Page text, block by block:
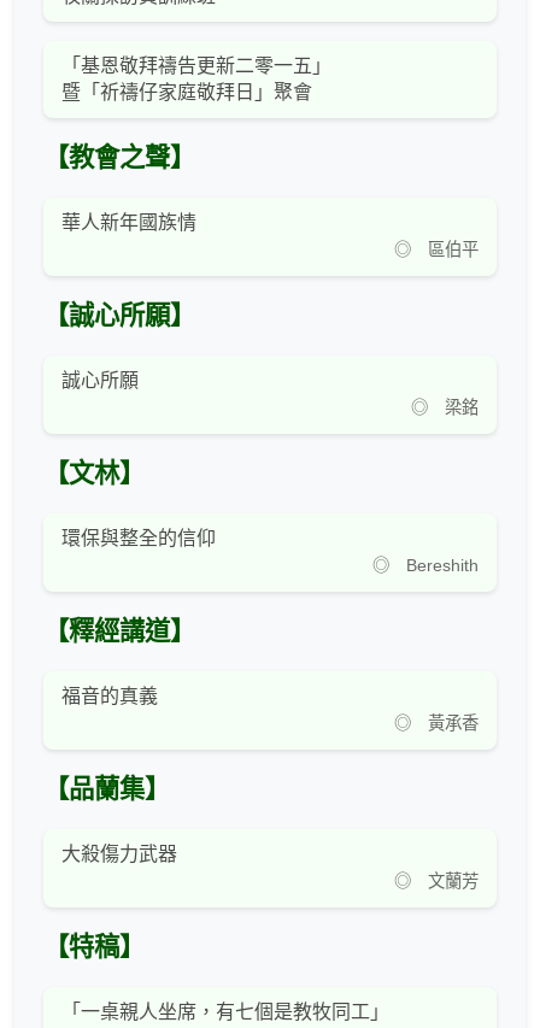
「基恩敬拜禱告更新二零一五」
暨「祈禱仔家庭敬拜日」聚會
【教會之聲】
華人新年國族情
◎ 區伯平
【誠心所願】
誠心所願
◎ 梁銘
【文林】
環保與整全的信仰
◎ Bereshith
【釋經講道】
福音的真義
◎ 黃承香
【品蘭集】
大殺傷力武器
◎ 文蘭芳
【特稿】
「一桌親人坐席，有七個是教牧同工」